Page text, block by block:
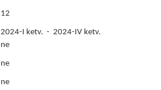
12
2024-I ketv. - 2024-IV ketv.
ne
ne
ne